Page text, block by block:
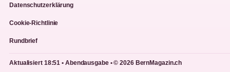
Datenschutzerklärung
Cookie-Richtlinie
Rundbrief
Aktualisiert 18:51 • Abendausgabe • © 2026 BernMagazin.ch